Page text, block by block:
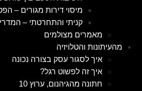
מיסוי דירות מגורים –
קניתי והתחרטתי –
מאמרים מצולמים
מהעיתונות והטלויזיה
איך לסגור עסק בצורה נכונה
איך זה לפשוט רגל?
חתונה מהגיהנום, ערוץ 10